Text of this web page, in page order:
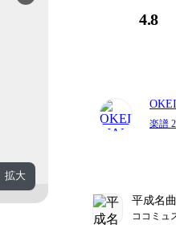
拡大
4.8
楽譜
平成名
ココミュ